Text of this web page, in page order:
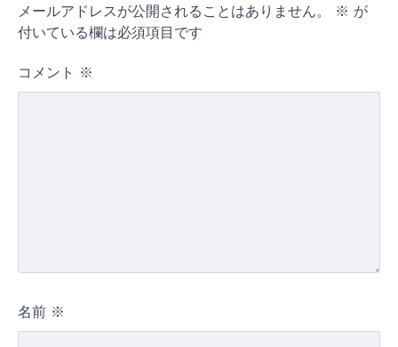
メールアドレスが公開されることはありません。 ※ が
付いている欄は必須項目です
コメント ※
名前 ※